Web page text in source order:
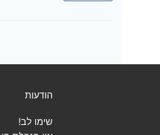
הודעות
שימו לב!